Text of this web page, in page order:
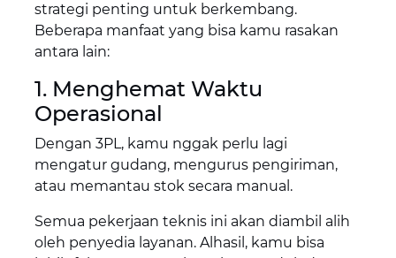
strategi penting untuk berkembang.
Beberapa manfaat yang bisa kamu rasakan
antara lain:
1. Menghemat Waktu
Operasional
Dengan 3PL, kamu nggak perlu lagi
mengatur gudang, mengurus pengiriman,
atau memantau stok secara manual.
Semua pekerjaan teknis ini akan diambil alih
oleh penyedia layanan. Alhasil, kamu bisa